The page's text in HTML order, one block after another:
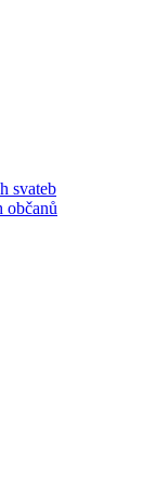
svateb
občanů